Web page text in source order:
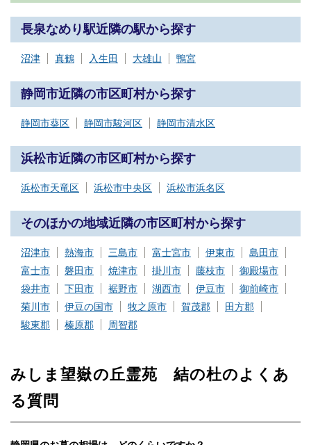
長泉なめり駅近隣の駅から探す
沼津 真鶴 入生田 大雄山 鴨宮
静岡市近隣の市区町村から探す
静岡市葵区 静岡市駿河区 静岡市清水区
浜松市近隣の市区町村から探す
浜松市天竜区 浜松市中央区 浜松市浜名区
そのほかの地域近隣の市区町村から探す
沼津市 熱海市 三島市 富士宮市 伊東市
島田市
富士市
磐田市 焼津市 掛川市 藤枝市
御殿場市
袋井市
下田市 裾野市 湖西市 伊豆市
御前崎市
菊川市
伊豆の国市 牧之原市 賀茂郡
田方郡
駿東郡
榛原郡 周智郡
みしま望嶽の丘霊苑 結の杜のよくあ
る質問